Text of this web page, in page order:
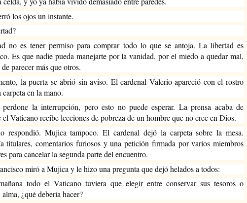
los ojos un instante.
no es tener permiso para comprar todo lo que se antoja. La libertad es
Es que nadie pueda manejarte por la vanidad, por el miedo a quedar mal,
parecer más que otros.
la puerta se abrió sin aviso. El cardenal Valerio apareció con el rostro
en la mano.
la interrupción, pero esto no puede esperar. La prensa acaba de
Vaticano recibe lecciones de pobreza de un hombre que no cree en Dios.
respondió. Mujica tampoco. El cardenal dejó la carpeta sobre la mesa.
titulares, comentarios furiosos y una petición firmada por varios miembros
para cancelar la segunda parte del encuentro.
miró a Mujica y le hizo una pregunta que dejó helados a todos:
todo el Vaticano tuviera que elegir entre conservar sus tesoros o
¿qué debería hacer?